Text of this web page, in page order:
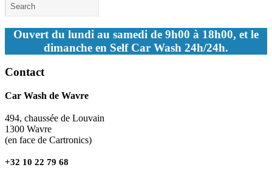
Ouvert du lundi au samedi de 9h00 à 18h00, et le
dimanche en Self Car Wash 24h/24h.
Contact
Car Wash de Wavre
494, chaussée de Louvain
1300 Wavre
(en face de Cartronics)
+32 10 22 79 68